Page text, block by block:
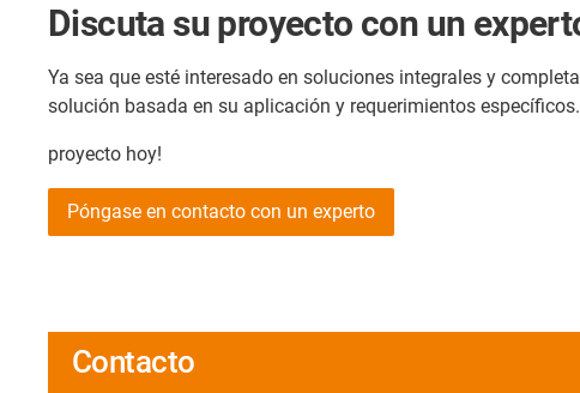
Discuta su proyecto con un
Ya sea que esté interesado en soluciones integrales y
solución basada en su aplicación y requerimientos
proyecto hoy!
Póngase en contacto con un experto
Contacto